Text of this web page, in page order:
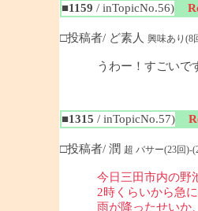
■1159 / inTopicNo.56)
□投稿者/ ど素人 興味あり(8
うわー！すごいで
■1315 / inTopicNo.57)
□投稿者/ 潤 超 バサー(23回)-
今日三田市内の野
2時くらいから急
雨が降ったせいか